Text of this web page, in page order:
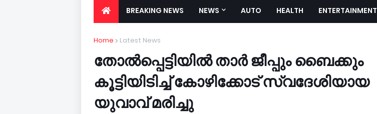
BREAKING NEWS NEWS AUTO HEALTH ENTERTAINMENT
Home Latest News
തോൽപ്പെട്ടിയിൽ താർ ജീപ്പും ബൈക്കും
കൂട്ടിയിടിച്ച് കോഴിക്കോട് സ്വദേശിയായ
യുവാവ് മരിച്ചു